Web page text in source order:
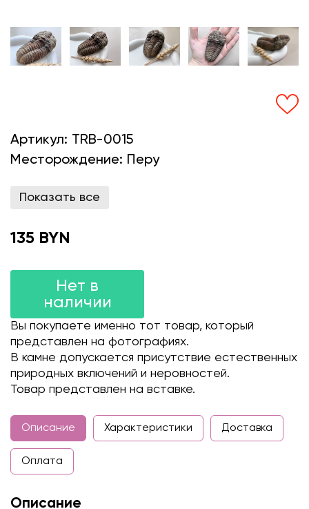
Артикул: TRB-0015
Месторождение: Перу
Показать все
135 BYN
Нет в
наличии
Вы покупаете именно тот товар, который
представлен на фотографиях.
В камне допускается присутствие естественных
природных включений и неровностей.
Товар представлен на вставке.
Описание Характеристики Доставка
Оплата
Описание